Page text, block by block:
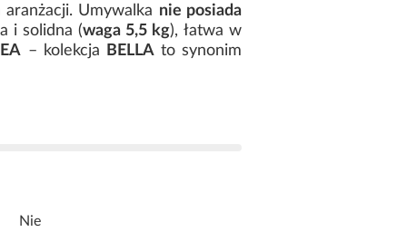
Umywalka nie posiada
i solidna (waga 5,5 kg), łatwa w
– kolekcja BELLAto synonim
Nie